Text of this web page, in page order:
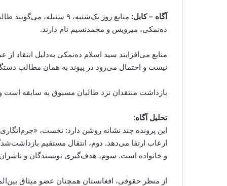
آگاه – کابل:
منابع روز یک‌شنبه، ۹
ده‌نمکی، میرویس و محمد‌نسیم نام دارند.
منابع می‌افزایند سید اسلام ده‌نمکی به‌دلیل
نیست و احتمال می‌رود در پیوند به همان مطالب
بازداشت منتقدان نزد طالبان مسبوق به سابقه است و
تحلیل آگاه:
این پرونده چند نشانه روشن دارد: نخست،
ارعاب ارتقا می‌دهد. دوم، انتقال مستقیم
و خانواده است. سوم، هدف‌گیری نویسندگان و
از منظر حقوقی، افغانستان همچنان عضو میثاق